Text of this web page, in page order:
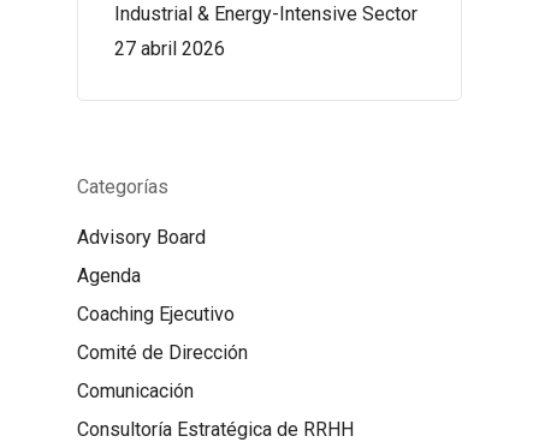
Industrial & Energy-Intensive Sector
27 abril 2026
Categorías
Advisory Board
Agenda
Coaching Ejecutivo
Comité de Dirección
Comunicación
Consultoría Estratégica de RRHH